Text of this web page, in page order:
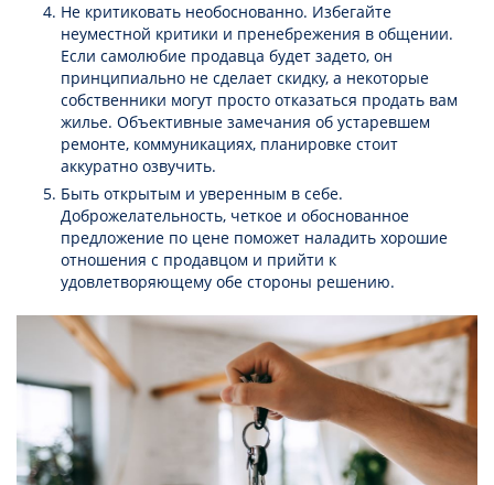
Не критиковать необоснованно. Избегайте
неуместной критики и пренебрежения в общении.
Если самолюбие продавца будет задето, он
принципиально не сделает скидку, а некоторые
собственники могут просто отказаться продать вам
жилье. Объективные замечания об устаревшем
ремонте, коммуникациях, планировке стоит
аккуратно озвучить.
Быть открытым и уверенным в себе.
Доброжелательность, четкое и обоснованное
предложение по цене поможет наладить хорошие
отношения с продавцом и прийти к
удовлетворяющему обе стороны решению.